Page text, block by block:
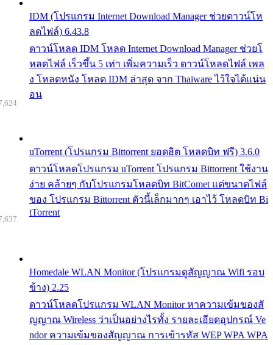
IDM (โปรแกรม Internet Download Manager ช่วยดาวน์โห
ลดไฟล์) 6.43.8
ดาวน์โหลด IDM โหลด Internet Download Manager ช่วยโ
หลดไฟล์ เร็วขึ้น 5 เท่า เพิ่มความเร็ว ดาวน์โหลดไฟล์ เพล
ง โหลดหนัง โหลด IDM ล่าสุด จาก Thaiware ไว้ใจได้แน่น
อน
uTorrent (โปรแกรม Bittorrent ยอดฮิต โหลดบิท ฟรี) 3.6.0
ดาวน์โหลดโปรแกรม uTorrent โปรแกรม Bittorrent ใช้งาน
ง่าย คล้ายๆ กับโปรแกรมโหลดบิท BitComet แต่ขนาดไฟล์
ของ โปรแกรม Bittorrent ตัวนี้เล็กมากๆ เอาไว้ โหลดบิท Bi
tTorrent
Homedale WLAN Monitor (โปรแกรมดูสัญญาณ Wifi รอบ
ข้าง) 2.25
ดาวน์โหลดโปรแกรม WLAN Monitor หาความเข้มของสั
ญญาณ Wireless ว่าเป็นอย่างไรทั้ง รายละเอียดอุปกรณ์ Ve
ndor ความเข้มของสัญญาณ การเข้ารหัส WEP WPA WPA